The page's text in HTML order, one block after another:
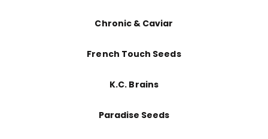
Chronic & Caviar
French Touch Seeds
K.C. Brains
Paradise Seeds